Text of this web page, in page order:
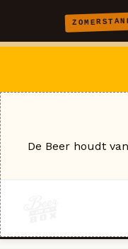
De Beer houdt